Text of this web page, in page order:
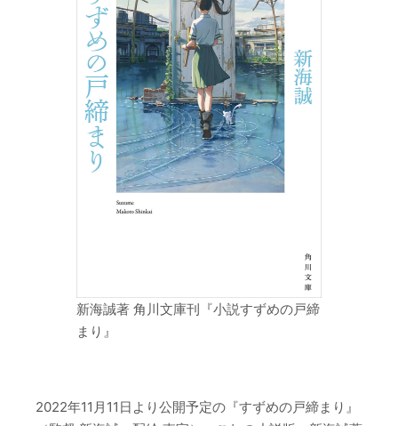
新海誠著 角川文庫刊『小説すずめの戸締
まり』
2022年11月11日より公開予定の『すずめの戸締まり』